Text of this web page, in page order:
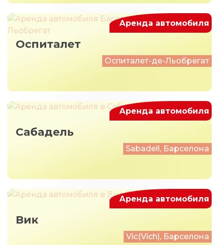
Оспиталет
Оспиталет-де-Льобрегат
Аренда автомобиля
Сабадель
Sabadell, Барселона
Аренда автомобиля
Вик
Vic(Vich), Барселона
Аренда автомобиля